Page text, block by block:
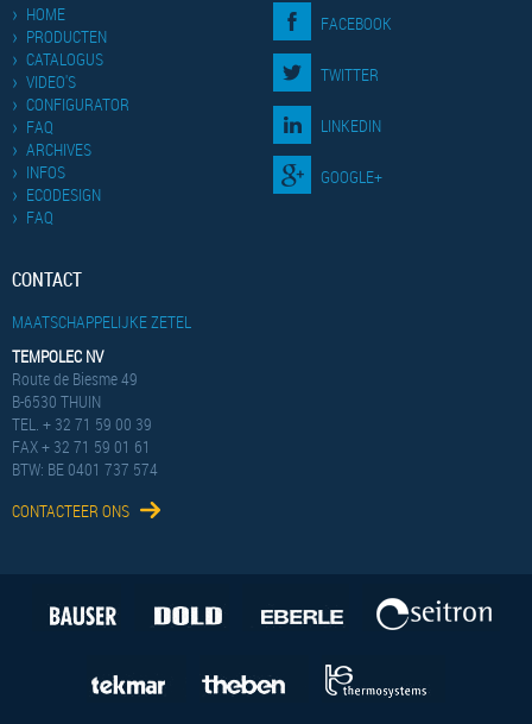
HOME
PRODUCTEN
CATALOGUS
VIDEO'S
CONFIGURATOR
FAQ
ARCHIVES
INFOS
ECODESIGN
FAQ
FACEBOOK
TWITTER
LINKEDIN
GOOGLE+
CONTACT
MAATSCHAPPELIJKE ZETEL
TEMPOLEC NV
Route de Biesme 49
B-6530 THUIN
TEL. + 32 71 59 00 39
FAX + 32 71 59 01 61
BTW: BE 0401 737 574
CONTACTEER ONS